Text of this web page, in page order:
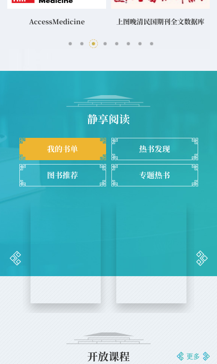
超星电子书（汇雅书世界）
AccessMedicine 上图晚清民国期刊全文数据库
CNKI中国博硕士学位论文
Gale LitFinder 文学索引 EBSCO DynaMed[循证医学数据库]
静享阅读
我的书单 热书发现
图书推荐 专题热书
开放课程 更多